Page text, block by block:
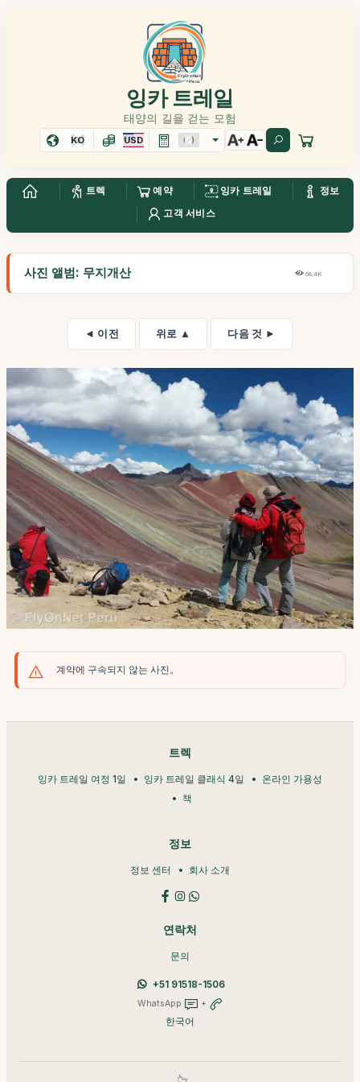
잉카 트레일
태양의 길을 걷는 모험
KO USD
트렉 예약 잉카 트레일
정보
고객 서비스
사진 앨범: 무지개산 68,4K
◄ 이전 위로 ▲ 다음 것 ►
계약에 구속되지 않는 사진。
트렉
잉카 트레일 여정 1일 잉카 트레일 클래식 4일
온라인 가용성
책
정보
정보 센터 회사 소개
연락처
문의
+51 91518-1506
WhatsApp +
한국어